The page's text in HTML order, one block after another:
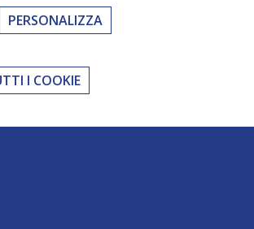
spa - Copyright© 2026 - P.IVA 01357320355
Dichiarazione di accessibilità
PERSONALIZZA
I COOKIE